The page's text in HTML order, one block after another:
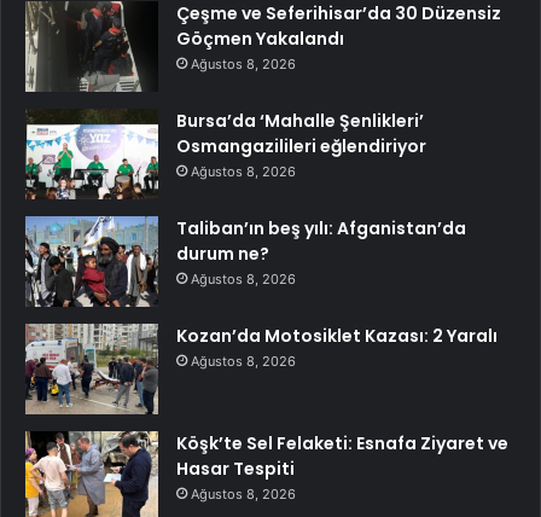
Çeşme ve Seferihisar’da 30 Düzensiz
Göçmen Yakalandı
Ağustos 8, 2026
Bursa’da ‘Mahalle Şenlikleri’
Osmangazilileri eğlendiriyor
Ağustos 8, 2026
Taliban’ın beş yılı: Afganistan’da
durum ne?
Ağustos 8, 2026
Kozan’da Motosiklet Kazası: 2 Yaralı
Ağustos 8, 2026
Köşk’te Sel Felaketi: Esnafa Ziyaret ve
Hasar Tespiti
Ağustos 8, 2026